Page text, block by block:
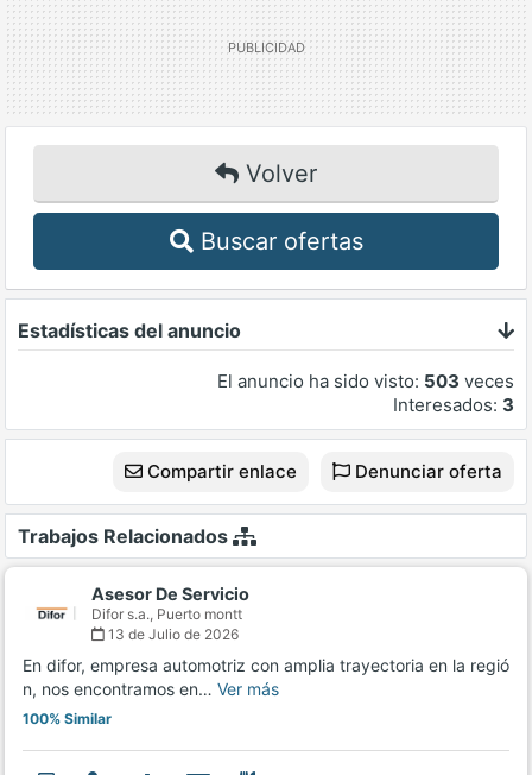
Volver
Buscar ofertas
Estadísticas del anuncio
El anuncio ha sido visto: 503 veces
Interesados: 3
Compartir enlace Denunciar oferta
Trabajos Relacionados
Asesor De Servicio
Difor s.a., Puerto montt
13 de Julio de 2026
En difor, empresa automotriz con amplia trayectoria en la regió
n, nos encontramos en… Ver más
100% Similar